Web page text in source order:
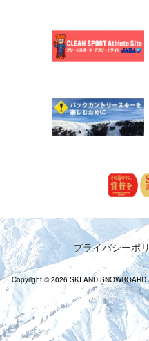
プライバシーポ
Copyright © 2026 SKI AND